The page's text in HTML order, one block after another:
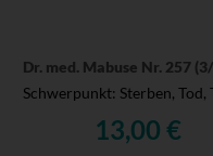
Dr. med. Mabuse Nr. 257
Schwerpunkt: Sterben, Tod,
13,00 €